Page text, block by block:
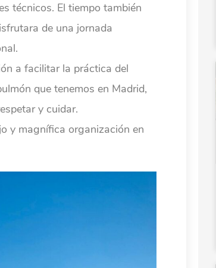
técnicos. El tiempo también
de una jornada
a facilitar la práctica del
que tenemos en Madrid,
y cuidar.
y magnífica organización en